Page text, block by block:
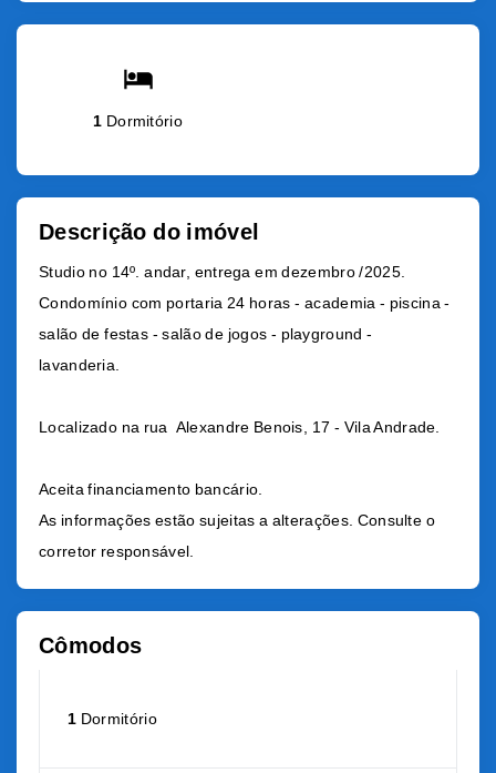
1 Dormitório
Descrição do imóvel
Studio no 14º. andar, entrega em dezembro /2025.
Condomínio com portaria 24 horas - academia - piscina -
salão de festas - salão de jogos - playground -
lavanderia.
Localizado na rua Alexandre Benois, 17 - Vila Andrade.
Aceita financiamento bancário.
As informações estão sujeitas a alterações. Consulte o
corretor responsável.
Cômodos
1 Dormitório